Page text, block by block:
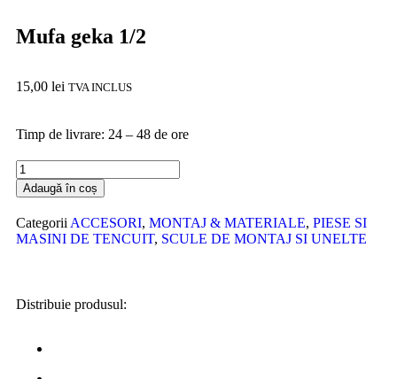
Mufa geka 1/2
15,00 lei TVA INCLUS
Timp de livrare: 24 – 48 de ore
Adaugă în coș
Categorii ACCESORI, MONTAJ & MATERIALE, PIESE SI
MASINI DE TENCUIT, SCULE DE MONTAJ SI UNELTE
Distribuie produsul: